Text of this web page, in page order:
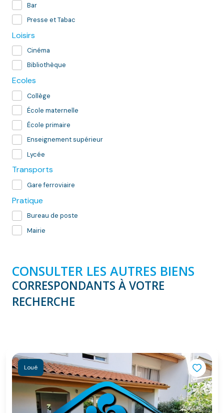
Bar
Presse et Tabac
Loisirs
Cinéma
Bibliothèque
Ecoles
Collège
École maternelle
École primaire
Enseignement supérieur
Lycée
Transports
Gare ferroviaire
Pratique
Bureau de poste
Mairie
CONSULTER LES AUTRES BIENS
CORRESPONDANTS À VOTRE
RECHERCHE
Loué